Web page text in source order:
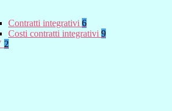
Contratti integrativi 6
Costi contratti integrativi 9
2